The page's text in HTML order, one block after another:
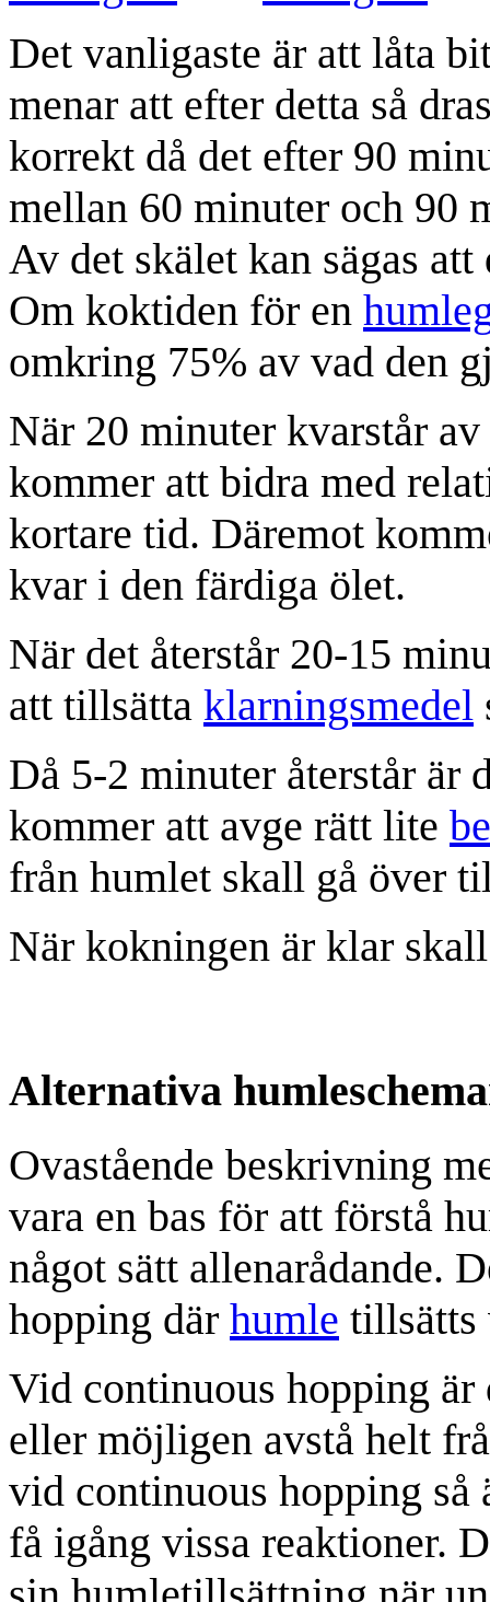
Det vanligaste är att låta
menar att efter detta så
korrekt då det efter 90
mellan 60 minuter och 90
Av det skälet kan sägas
Om koktiden för en
omkring 75% av vad den
När 20 minuter kvarstår
kommer att bidra med
kortare tid. Däremot
kvar i den färdiga ölet.
När det återstår 20-15
att tillsätta klarningsmedel
Då 5-2 minuter återstår är
kommer att avge rätt lite
från humlet skall gå över
När kokningen är klar
Alternativa
Ovastående beskrivning
vara en bas för att förstå
något sätt allenarådande.
hopping där humle tillsätts
Vid continuous hopping
eller möjligen avstå helt
vid continuous hopping så
få igång vissa reaktioner.